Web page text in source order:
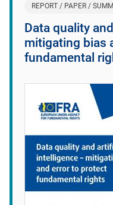
REPORT / PAPER /
Data quality
mitigating bias
fundamental